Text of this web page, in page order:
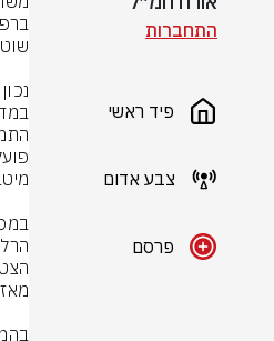
התחברות
פיד ראשי
צבע אדום
פרסם